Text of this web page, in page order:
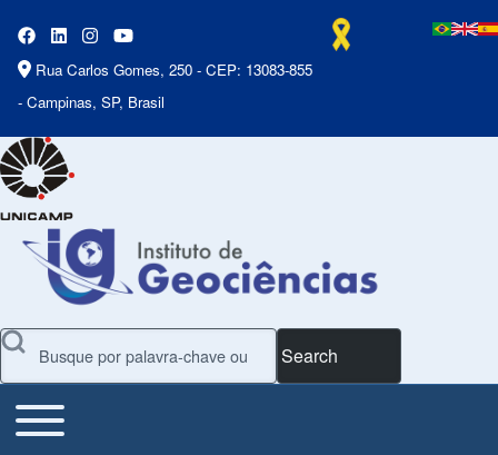
Rua Carlos Gomes, 250 - CEP: 13083-855
- Campinas, SP, Brasil
Search
Main Menu
Toggle main menu